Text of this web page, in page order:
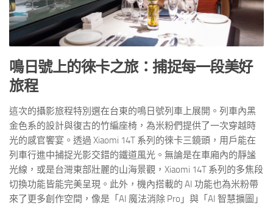
鳴日號上的徠卡之旅：捕捉每一段美好
旅程
這次的攝影旅程特別選在台東的鳴日號列車上展開。列車內黑
金色系的設計與復古的竹編座椅，為米粉們提供了一次穿越時
光的感官饗宴。透過 Xiaomi 14T 系列的徠卡三鏡頭，用戶能在
列車行進中捕捉光影交錯的鐵道風光。無論是在車廂內的靜謐
光線，或是台灣東部壯麗的山海景觀，Xiaomi 14T 系列的多焦段
切換功能皆能完美呈現。此外，機內搭載的 AI 功能也為米粉帶
來了更多創作空間，像是「AI 魔法消除 Pro」與「AI 智慧擴圖」